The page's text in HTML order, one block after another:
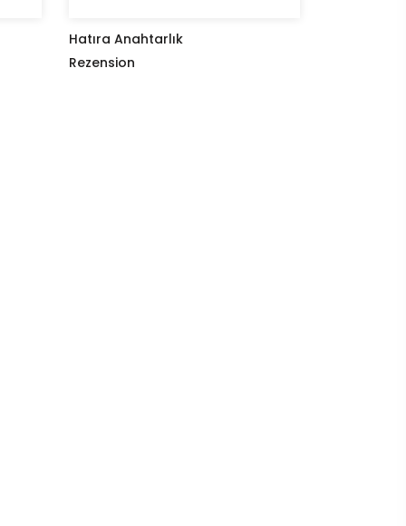
Hatıra Anahtarlık
Rezension